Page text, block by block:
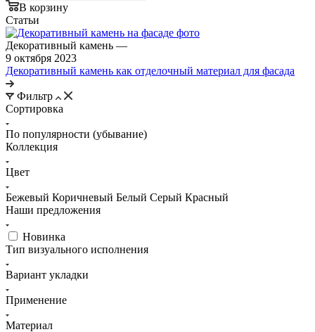
В корзину
Статьи
Декоративный камень —
9 октября 2023
Декоративный камень как отделочный материал для фасада
Фильтр
Сортировка
По популярности (убывание)
Коллекция
Цвет
Бежевый Коричневый Белый Серый Красный
Наши предложения
Новинка
Тип визуального исполнения
Вариант укладки
Применение
Материал